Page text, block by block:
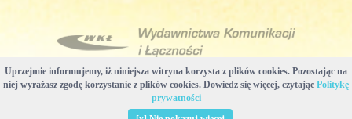
Copyright © Wydawnictwa Komunikacji i Łączności
Projekt i realizacja: WKŁ & Plovedesign
Usuń pliki cookies stworzone przez tę witrynę
Uprzejmie informujemy, iż niniejsza witryna korzysta z plików cookies. Pozostając na
niej wyrażasz zgodę korzystanie z plików cookies. Dowiedz się więcej, czytając Politykę
prywatności